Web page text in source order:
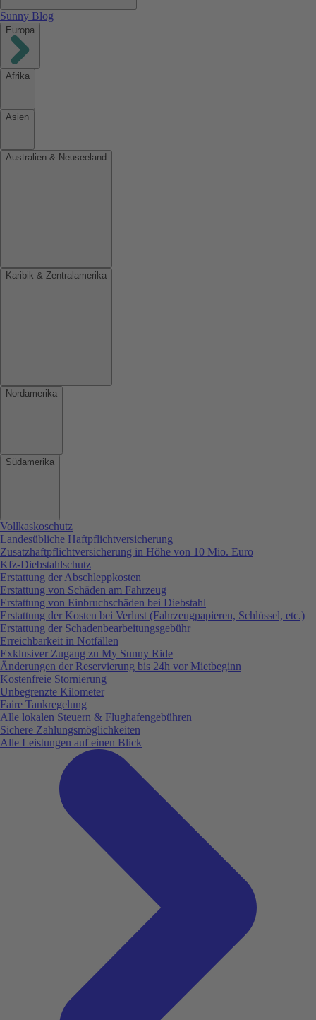
Sunny Blog
Europa
Afrika
Asien
Australien & Neuseeland
Karibik & Zentralamerika
Nordamerika
Südamerika
Vollkaskoschutz
Landesübliche Haftpflichtversicherung
Zusatzhaftpflichtversicherung in Höhe von 10 Mio. Euro
Kfz-Diebstahlschutz
Erstattung der Abschleppkosten
Erstattung von Schäden am Fahrzeug
Erstattung von Einbruchschäden bei Diebstahl
Erstattung der Kosten bei Verlust (Fahrzeugpapieren, Schlüssel, etc.)
Erstattung der Schadenbearbeitungsgebühr
Erreichbarkeit in Notfällen
Exklusiver Zugang zu My Sunny Ride
Änderungen der Reservierung bis 24h vor Mietbeginn
Kostenfreie Stornierung
Unbegrenzte Kilometer
Faire Tankregelung
Alle lokalen Steuern & Flughafengebühren
Sichere Zahlungsmöglichkeiten
Alle Leistungen auf einen Blick